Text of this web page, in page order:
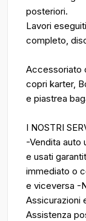
posteriori.
Lavori
completo,
Accessoriato
copri karter,
e piastrea
I NOSTRI
-Vendita auto
e usati
immediato o
e viceversa -
Assicurazioni
Assistenza